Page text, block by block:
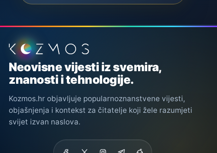
Podnožje stranice
Neovisne vijesti iz svemira,
znanosti i tehnologije.
Kozmos.hr objavljuje popularnoznanstvene vijesti,
objašnjenja i kontekst za čitatelje koji žele razumjeti
svijet izvan naslova.